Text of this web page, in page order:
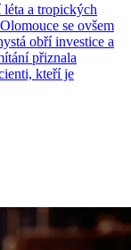
a tropických
se ovšem
obří investice a
přiznala
kteří je